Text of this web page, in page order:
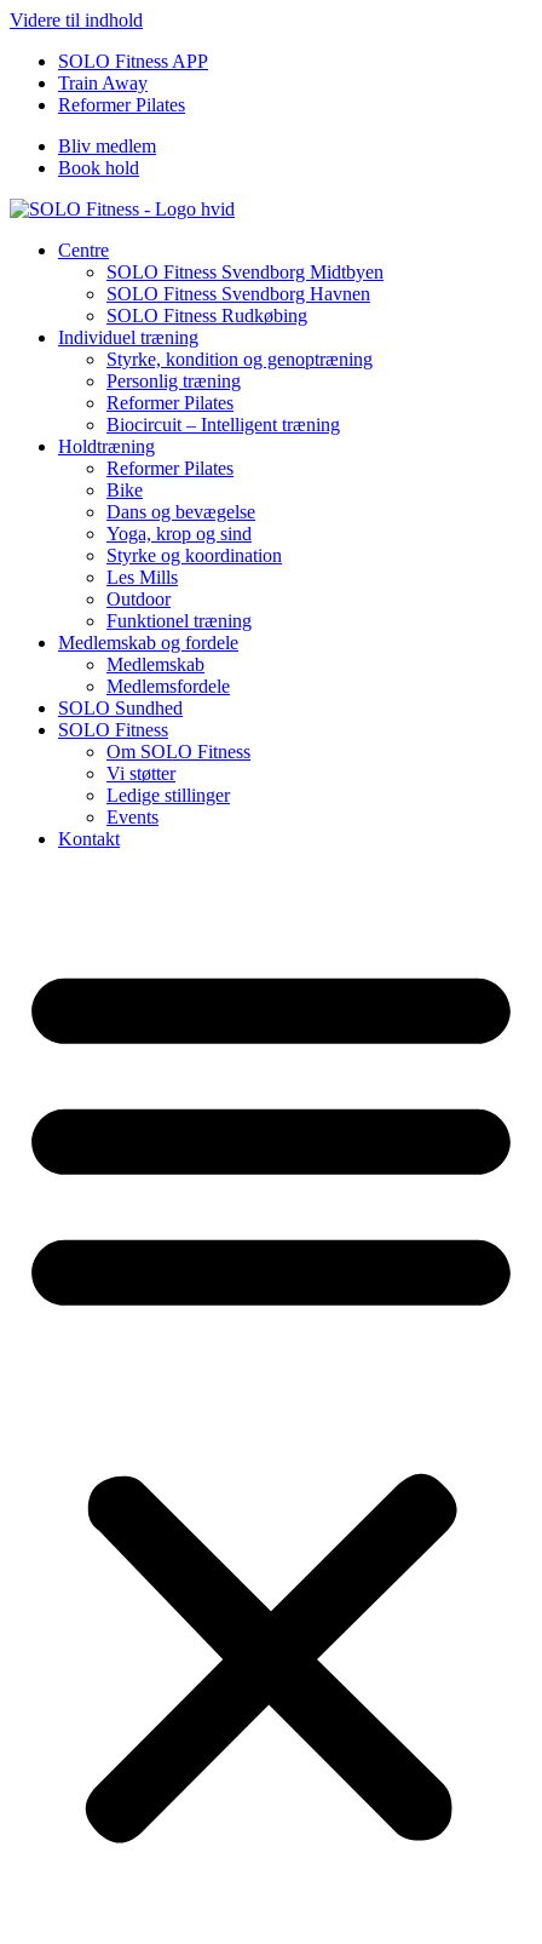
Videre til indhold
SOLO Fitness APP
Train Away
Reformer Pilates
Bliv medlem
Book hold
Centre
SOLO Fitness Svendborg Midtbyen
SOLO Fitness Svendborg Havnen
SOLO Fitness Rudkøbing
Individuel træning
Styrke, kondition og genoptræning
Personlig træning
Reformer Pilates
Biocircuit – Intelligent træning
Holdtræning
Reformer Pilates
Bike
Dans og bevægelse
Yoga, krop og sind
Styrke og koordination
Les Mills
Outdoor
Funktionel træning
Medlemskab og fordele
Medlemskab
Medlemsfordele
SOLO Sundhed
SOLO Fitness
Om SOLO Fitness
Vi støtter
Ledige stillinger
Events
Kontakt